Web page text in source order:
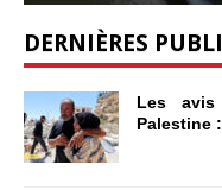
DERNIÈRES
Les
Palestine